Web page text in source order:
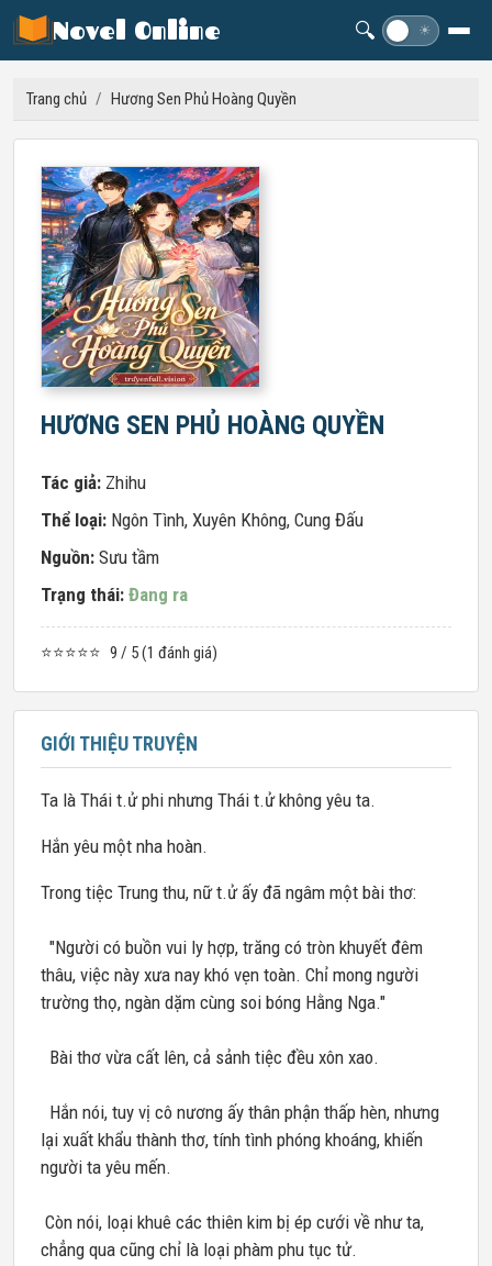
Novel Online 🔍 ☀
Trang chủ / Hương Sen Phủ Hoàng Quyền
HƯƠNG SEN PHỦ HOÀNG QUYỀN
Tác giả: Zhihu
Thể loại: Ngôn Tình, Xuyên Không, Cung Đấu
Nguồn: Sưu tầm
Trạng thái: Đang ra
⭐⭐⭐⭐⭐ 9 / 5 (1 đánh giá)
GIỚI THIỆU TRUYỆN
Ta là Thái t.ử phi nhưng Thái t.ử không yêu ta.
Hắn yêu một nha hoàn.
Trong tiệc Trung thu, nữ t.ử ấy đã ngâm một bài thơ:
"Người có buồn vui ly hợp, trăng có tròn khuyết đêm
thâu, việc này xưa nay khó vẹn toàn. Chỉ mong người
trường thọ, ngàn dặm cùng soi bóng Hằng Nga."
Bài thơ vừa cất lên, cả sảnh tiệc đều xôn xao.
Hắn nói, tuy vị cô nương ấy thân phận thấp hèn, nhưng
lại xuất khẩu thành thơ, tính tình phóng khoáng, khiến
người ta yêu mến.
Còn nói, loại khuê các thiên kim bị ép cưới về như ta,
chẳng qua cũng chỉ là loại phàm phu tục tử.